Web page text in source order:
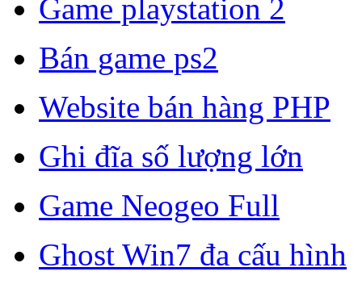
Game playstation 2
Bán game ps2
Website bán hàng PHP
Ghi đĩa số lượng lớn
Game Neogeo Full
Ghost Win7 đa cấu hình